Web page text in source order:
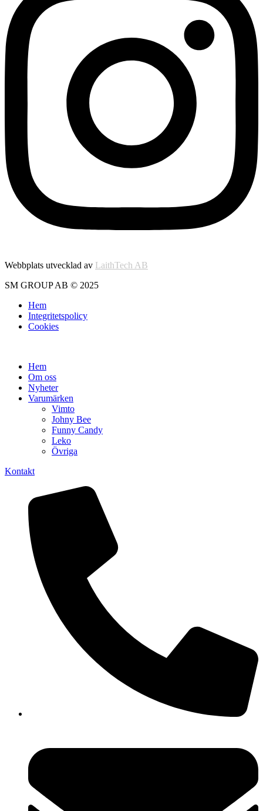
Webbplats utvecklad av LaithTech AB
SM GROUP AB © 2025
Hem
Integritetspolicy
Cookies
Hem
Om oss
Nyheter
Varumärken
Vimto
Johny Bee
Funny Candy
Leko
Övriga
Kontakt